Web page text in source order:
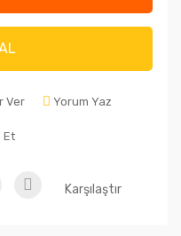
Ver Yorum Yaz
Et
Karşılaştır